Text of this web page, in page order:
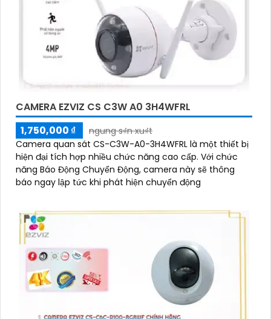
CAMERA EZVIZ CS C3W A0 3H4WFRL
1,750,000 ₫
ngung s₫n xu₫t
Camera quan sát CS-C3W-A0-3H4WFRL là một thiết bị
hiện đại tích hợp nhiều chức năng cao cấp. Với chức
năng Báo Động Chuyển Động, camera này sẽ thông
báo ngay lập tức khi phát hiện chuyển động